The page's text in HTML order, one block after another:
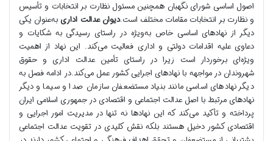
اصول اساسی شورای نگهبان همچنین مسئول نظارت بر انتخابات و تأسیس
و نظارت بر انتخابات مقامات مختلف است.دیوان عدالت اداری به‌عنوان یکی
دیگر از نهادهای اساسی خاص به‌ویژه در راستای رسیدگی به شکایات و
دعاوی علیه اقدامات دولتی و اداری فعالیت می‌کند. این نهاد از اهمیت
ویژه‌ای برخوردار است زیرا در راستای تأمین عدالت اداری و حقوق
شهروندان در مواجهه با نهادهای اجرایی کشور عمل می‌کند.در ادامه فصل به
دیگر نهادهای اساسی مانند بنیاد مستضعفان سازمان صدا و سیما و دیگر
نهادهای مرتبط با اصل عدالت اجتماعی و اقتصادی در جمهوری اسلامی ایران
پرداخته و تأکید می‌کند که این نهادها نه تنها در مدیریت امور اجرایی و
اقتصادی کشور دخیل هستند بلکه نقش کلیدی در تقویت عدالت اجتماعی